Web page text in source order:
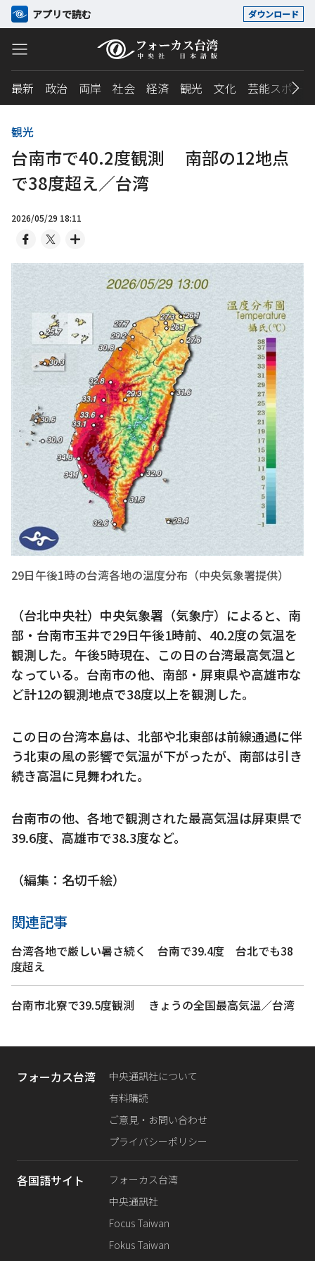
アプリで読む ダウンロード
最新 政治 両岸 社会 経済 観光 文化 芸能スポーツ
観光
台南市で40.2度観測 南部の12地点
で38度超え／台湾
2026/05/29 18:11
29日午後1時の台湾各地の温度分布（中央気象署提供）
（台北中央社）中央気象署（気象庁）によると、南
部・台南市玉井で29日午後1時前、40.2度の気温を
観測した。午後5時現在、この日の台湾最高気温と
なっている。台南市の他、南部・屏東県や高雄市な
ど計12の観測地点で38度以上を観測した。
この日の台湾本島は、北部や北東部は前線通過に伴
う北東の風の影響で気温が下がったが、南部は引き
続き高温に見舞われた。
台南市の他、各地で観測された最高気温は屏東県で
39.6度、高雄市で38.3度など。
（編集：名切千絵）
関連記事
台湾各地で厳しい暑さ続く 台南で39.4度 台北でも38
度超え
台南市北寮で39.5度観測 きょうの全国最高気温／台湾
フォーカス台湾
中央通訊社について
有料購読
ご意見・お問い合わせ
プライバシーポリシー
各国語サイト
フォーカス台湾
中央通訊社
Focus Taiwan
Fokus Taiwan